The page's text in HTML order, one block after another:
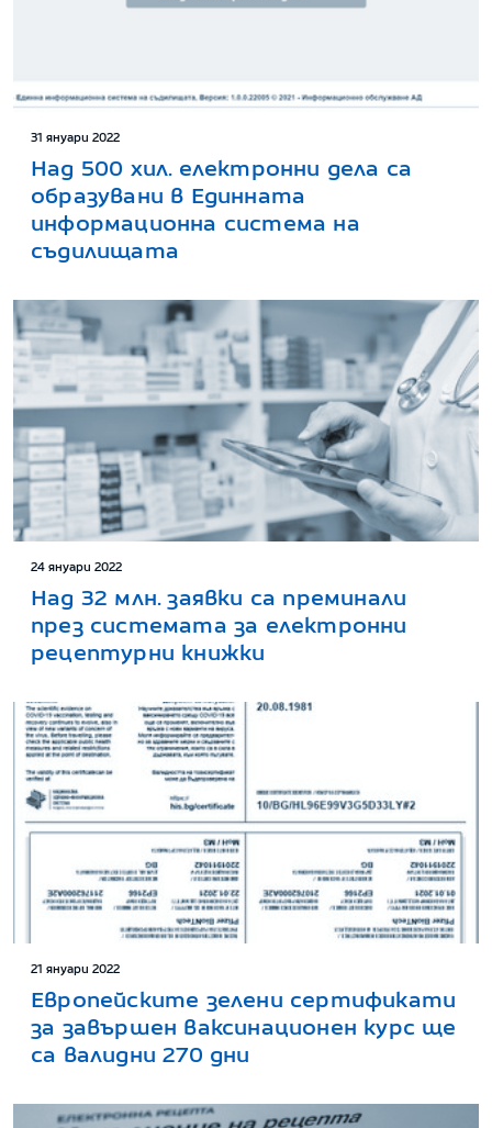
31 януари 2022
Над 500 хил. електронни дела са
образувани в Единната
информационна система на
съдилищата
24 януари 2022
Над 32 млн. заявки са преминали
през системата за електронни
рецептурни книжки
21 януари 2022
Европейските зелени сертификати
за завършен ваксинационен курс ще
са валидни 270 дни